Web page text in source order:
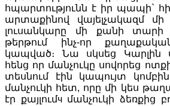
հպարտությունն է իր պապի`
արտաքինով վայելչակազմ
լուսանկարը մի քանի տարի
թերթում ինչ-որ
կապված։ Նա սկսեց Կարլին
հենց որ մանչուկը սովորեց
տեսնում էին կապույտ
մանչուկի հետ, որը մի կես
էր քայլումч մանչուկի ձեռքից